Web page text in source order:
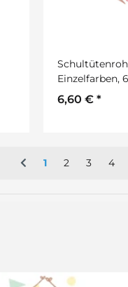
Einzelfarben,
6,60 € *
1 2 3 4